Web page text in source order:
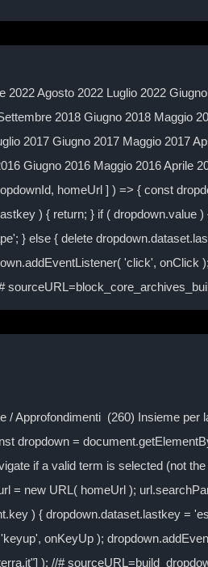
Agosto 2022 Luglio 2022
2018 Giugno 2018 Maggio
2017 Giugno 2017 Maggio 2017
Giugno 2016 Maggio 2016 Aprile
homeUrl ] ) => { const
) { return; } if ( dropdown.value
} else { delete
'click', onClick
Approfondimenti (260) Insieme
dropdown =
if a valid term is selected (not
= new URL( homeUrl );
) { dropdown.dataset.lastkey =
onKeyUp );
); //#